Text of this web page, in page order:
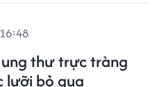
thư trực tràng
lưỡi bỏ qua